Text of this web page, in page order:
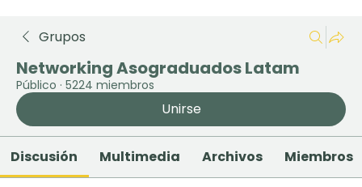
Grupos
Networking Asograduados Latam
Público · 5224 miembros
Unirse
Discusión Multimedia Archivos Miembros